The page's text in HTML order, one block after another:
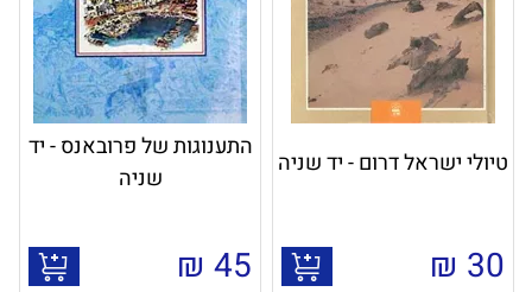
טיולי ישראל דרום - יד שניה
30
₪
התענוגות של פרובאנס - יד
שניה
45
₪